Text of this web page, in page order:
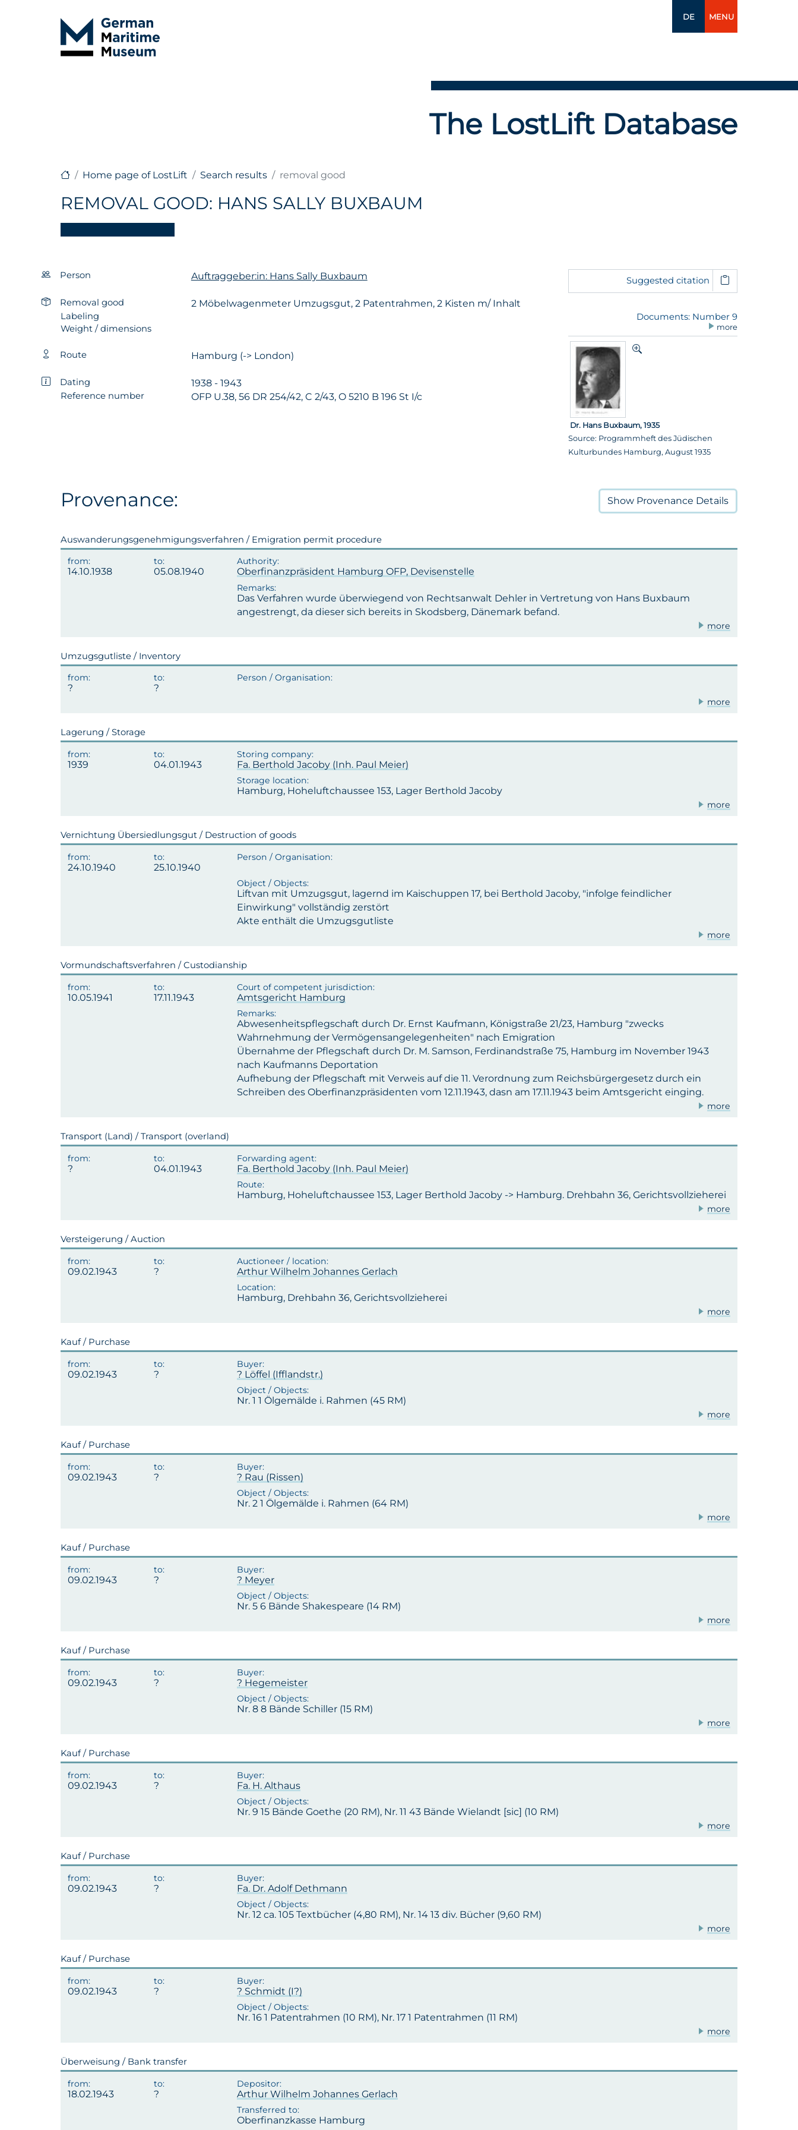
DE MENU
The LostLift Database
Home page of LostLift Search results removal good
REMOVAL GOOD: HANS SALLY BUXBAUM
Person Auftraggeber:in: Hans Sally Buxbaum
Removal good 2 Möbelwagenmeter Umzugsgut, 2 Patentrahmen, 2 Kisten m/ Inhalt
Labeling
Weight / dimensions
Route Hamburg (-> London)
Dating 1938 - 1943
Reference number OFP U.38, 56 DR 254/42, C 2/43, O 5210 B 196 St I/c
Suggested citation
Documents: Number 9
more
Dr. Hans Buxbaum, 1935
Source: Programmheft des Jüdischen
Kulturbundes Hamburg, August 1935
Provenance: Show Provenance Details
Auswanderungsgenehmigungsverfahren / Emigration permit procedure
14.10.1938 05.08.1940 Oberfinanzpräsident Hamburg OFP, Devisenstelle
Das Verfahren wurde überwiegend von Rechtsanwalt Dehler in Vertretung von Hans Buxbaum
angestrengt, da dieser sich bereits in Skodsberg, Dänemark befand.
more
Umzugsgutliste / Inventory
more
Lagerung / Storage
1939 04.01.1943 Fa. Berthold Jacoby (Inh. Paul Meier)
Hamburg, Hoheluftchaussee 153, Lager Berthold Jacoby
more
Vernichtung Übersiedlungsgut / Destruction of goods
24.10.1940 25.10.1940
Liftvan mit Umzugsgut, lagernd im Kaischuppen 17, bei Berthold Jacoby, "infolge feindlicher
Einwirkung" vollständig zerstört
Akte enthält die Umzugsgutliste
more
Vormundschaftsverfahren / Custodianship
10.05.1941 17.11.1943 Amtsgericht Hamburg
Abwesenheitspflegschaft durch Dr. Ernst Kaufmann, Königstraße 21/23, Hamburg "zwecks
Wahrnehmung der Vermögensangelegenheiten" nach Emigration
Übernahme der Pflegschaft durch Dr. M. Samson, Ferdinandstraße 75, Hamburg im November 1943
nach Kaufmanns Deportation
Aufhebung der Pflegschaft mit Verweis auf die 11. Verordnung zum Reichsbürgergesetz durch ein
Schreiben des Oberfinanzpräsidenten vom 12.11.1943, dasn am 17.11.1943 beim Amtsgericht einging.
more
Transport (Land) / Transport (overland)
04.01.1943 Fa. Berthold Jacoby (Inh. Paul Meier)
Hamburg, Hoheluftchaussee 153, Lager Berthold Jacoby -> Hamburg. Drehbahn 36, Gerichtsvollzieherei
more
Versteigerung / Auction
09.02.1943 Arthur Wilhelm Johannes Gerlach
Hamburg, Drehbahn 36, Gerichtsvollzieherei
more
Kauf / Purchase
09.02.1943 ? Löffel (Ifflandstr.)
Nr. 1 1 Ölgemälde i. Rahmen (45 RM)
more
Kauf / Purchase
09.02.1943 ? Rau (Rissen)
Nr. 2 1 Ölgemälde i. Rahmen (64 RM)
more
Kauf / Purchase
09.02.1943 ? Meyer
Nr. 5 6 Bände Shakespeare (14 RM)
more
Kauf / Purchase
09.02.1943 ? Hegemeister
Nr. 8 8 Bände Schiller (15 RM)
more
Kauf / Purchase
09.02.1943 Fa. H. Althaus
Nr. 9 15 Bände Goethe (20 RM), Nr. 11 43 Bände Wielandt [sic] (10 RM)
more
Kauf / Purchase
09.02.1943 Fa. Dr. Adolf Dethmann
Nr. 12 ca. 105 Textbücher (4,80 RM), Nr. 14 13 div. Bücher (9,60 RM)
more
Kauf / Purchase
09.02.1943 ? Schmidt (I?)
Nr. 16 1 Patentrahmen (10 RM), Nr. 17 1 Patentrahmen (11 RM)
more
Überweisung / Bank transfer
18.02.1943 Arthur Wilhelm Johannes Gerlach
Oberfinanzkasse Hamburg